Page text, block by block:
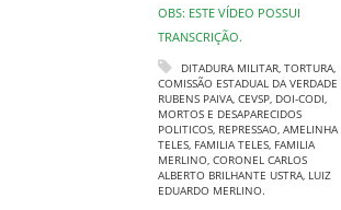
OBS: ESTE VÍDEO POSSUI
TRANSCRIÇÃO.
DITADURA MILITAR, TORTURA,
COMISSÃO ESTADUAL DA VERDADE
RUBENS PAIVA, CEVSP, DOI-CODI,
MORTOS E DESAPARECIDOS
POLITICOS, REPRESSAO, AMELINHA
TELES, FAMILIA TELES, FAMILIA
MERLINO, CORONEL CARLOS
ALBERTO BRILHANTE USTRA, LUIZ
EDUARDO MERLINO.